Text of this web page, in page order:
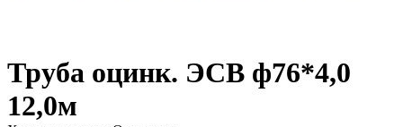
Труба оцинк. ЭСВ ф76*4,0
12,0м